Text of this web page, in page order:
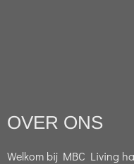
OVER ONS
Welkom bij MBC Living